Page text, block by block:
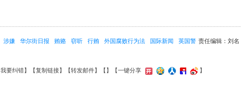
责任编辑：刘名
涉嫌 华尔街日报 贿赂 窃听 行贿 外国腐败行为法 国际新闻
英国警
我要纠错】【复制链接】【转发邮件】【 】 【一键分享 】